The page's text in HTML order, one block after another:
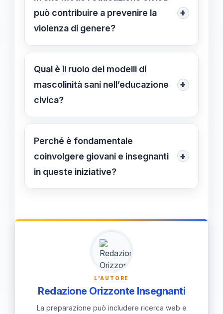
multimediali e laboratori pratici per
favorire comprensione, empatia e
può contribuire a prevenire la
violenza di genere?
+
L’educazione civica aiuta a sviluppare
consapevolezza, empatia e rispetto
delle diversità, contrastando
stereotipi e comportamenti violenti fin
Qual è il ruolo dei modelli di
mascolinità sani nell’educazione
civica?
+
Promuovono empatia, responsabilità
e rispetto, contribuendo a smantellare
stereotipi di genere tossici e
prevenendo comportamenti violenti.
Perché è fondamentale
coinvolgere giovani e insegnanti
in queste iniziative?
+
Per creare una cultura di rispetto e
formare cittadini consapevoli capaci
di contribuire a una società più giusta.
L'AUTORE
Redazione Orizzonte Insegnanti
La preparazione può includere ricerca web e